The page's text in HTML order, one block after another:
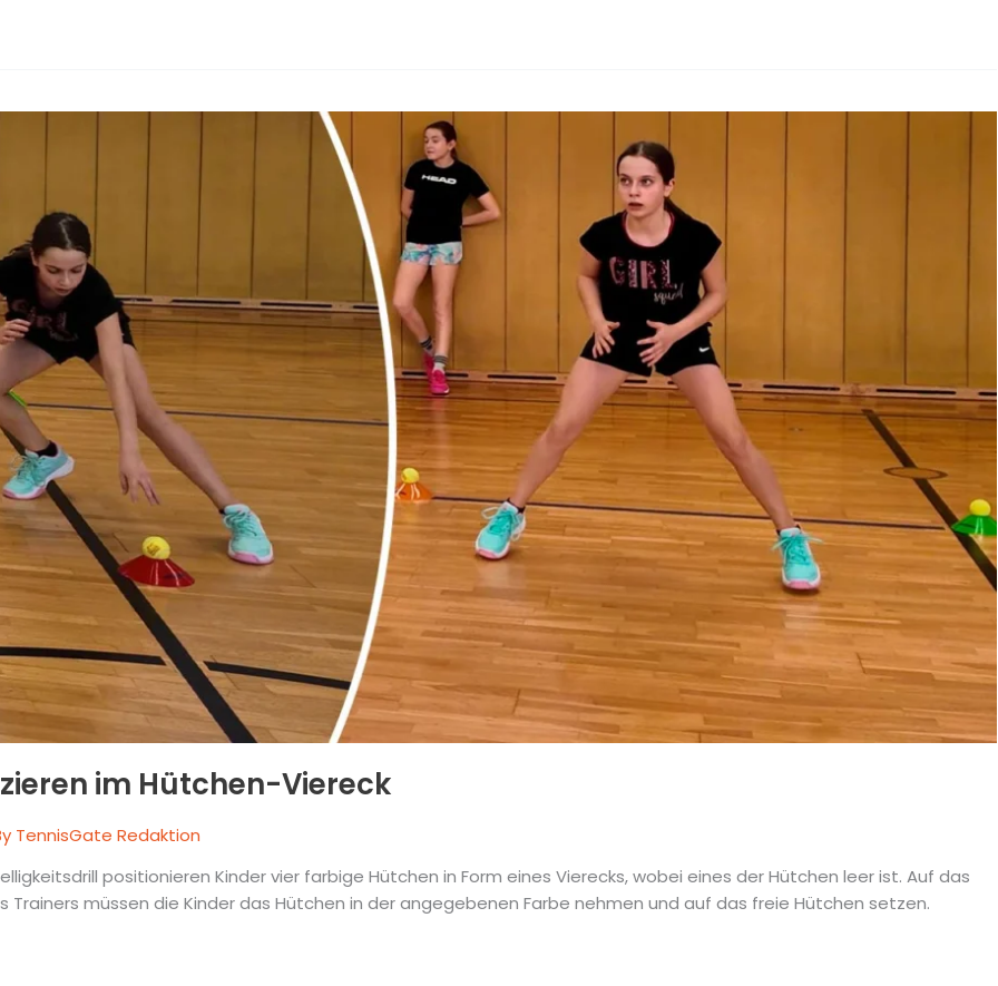
im Hütchen-Viereck
TennisGate Redaktion
positionieren Kinder vier farbige Hütchen in Form eines Vierecks, wobei eines der Hütchen leer ist. Auf das
Trainers müssen die Kinder das Hütchen in der angegebenen Farbe nehmen und auf das freie Hütchen setzen.